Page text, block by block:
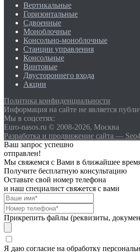
Вертикальные
Горизонтальные
Сдвоенные
Моноблочные
Консольно-моноблочные
Станции управления
Консольные
Винтовые
Двустороннего входа
Акции
Политика конфиденциальности
Информация на сайте не является
Мы в соцсетях:
Euro-nasos.ru © 2008-2026, Москва
Разработка и продвижение сайта —
Ваш запрос успешно
отправлен!
Мы свяжемся с Вами в ближайшее
Получите бесплатную консультацию
Оставьте свой номер телефона
и наш специалист свяжется с вами
Прикрепить файлы (реквизиты,
Я даю согласие на обработку